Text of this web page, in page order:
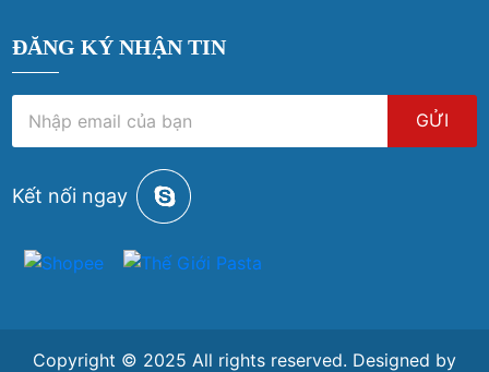
ĐĂNG KÝ NHẬN TIN
GỬI
Kết nối ngay
Copyright © 2025 All rights reserved. Designed by